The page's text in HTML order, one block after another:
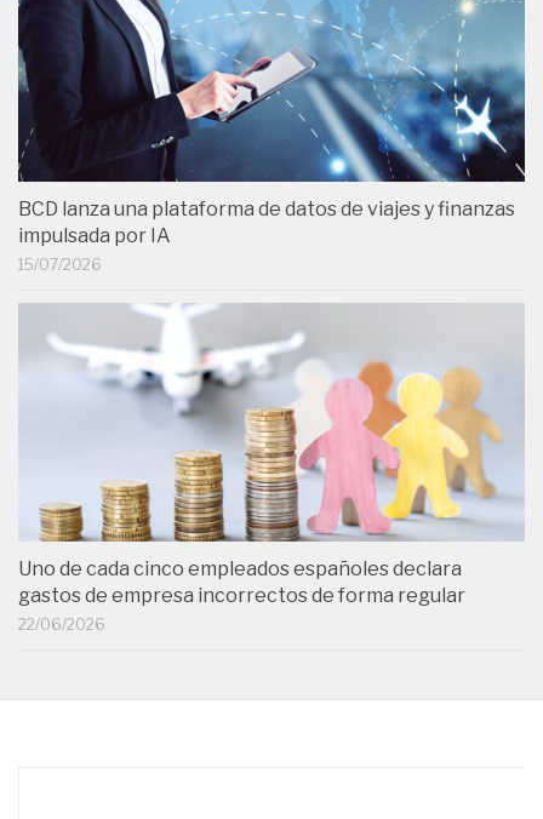
BCD lanza una plataforma de datos de viajes y finanzas
impulsada por IA
15/07/2026
Uno de cada cinco empleados españoles declara
gastos de empresa incorrectos de forma regular
22/06/2026